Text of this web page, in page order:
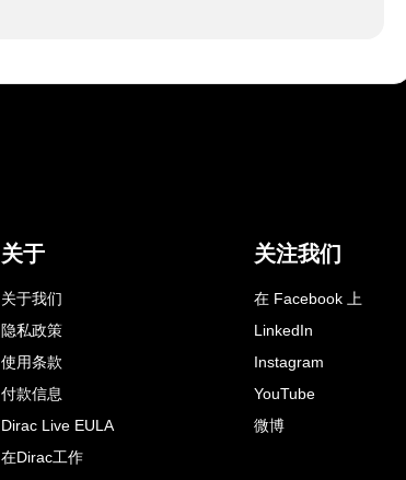
关于
关于我们
隐私政策
使用条款
付款信息
Dirac Live EULA
在Dirac工作
关注我们
在 Facebook 上
LinkedIn
Instagram
YouTube
微博